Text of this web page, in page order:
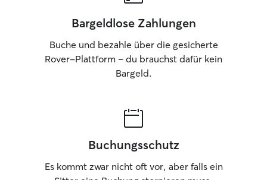
Bargeldlose Zahlungen
Buche und bezahle über die gesicherte
Rover-Plattform – du brauchst dafür kein
Bargeld.
Buchungsschutz
Es kommt zwar nicht oft vor, aber falls ein